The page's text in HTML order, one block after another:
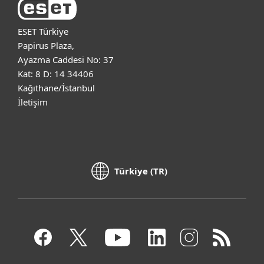
ESET Türkiye
Papirus Plaza,
Ayazma Caddesi No: 37
Kat: 8 D: 14 34406
Kağıthane/İstanbul
İletişim
Türkiye (TR)